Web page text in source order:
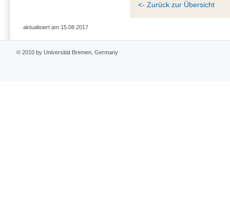
<- Zurück zur Übersicht
aktualisiert am 15.08.2017
© 2010 by Universität Bremen, Germany